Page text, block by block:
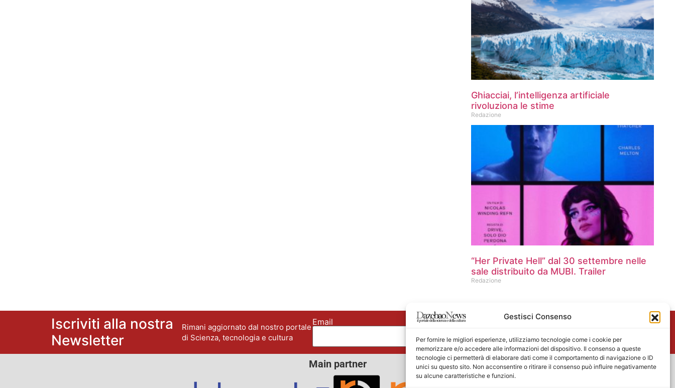
Gestisci Consenso
Per fornire le migliori esperienze, utilizziamo tecnologie come i cookie per
memorizzare e/o accedere alle informazioni del dispositivo. Il consenso a queste
tecnologie ci permetterà di elaborare dati come il comportamento di navigazione o ID
unici su questo sito. Non acconsentire o ritirare il consenso può influire negativamente
su alcune caratteristiche e funzioni.
Ghiacciai, l’intelligenza artificiale
rivoluziona le stime
Redazione
“Her Private Hell” dal 30 settembre nelle
sale distribuito da MUBI. Trailer
Redazione
Iscriviti alla nostra
Newsletter
Rimani aggiornato dal nostro portale
di Scienza, tecnologia e cultura
Email Nome
Main partner